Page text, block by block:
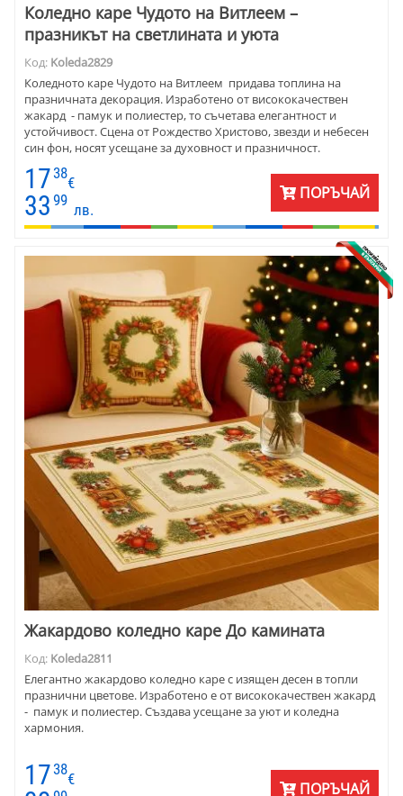
Коледно каре Чудото на Витлеем –
празникът на светлината и уюта
Код: Koleda2829
Коледното каре Чудото на Витлеем придава топлина на
празничната декорация. Изработено от висококачествен
жакард - памук и полиестер, то съчетава елегантност и
устойчивост. Сцена от Рождество Христово, звезди и небесен
син фон, носят усещане за духовност и празничност.
Подходящо е за холна или трапезна маса, за уютен семеен
дом, църковни празници или заведения с класическа
атмосфера. Размерът 90x90 см е подходящ както за централна
декорация, така и като стилен подарък, който оставя спомен.
17 38
€
33 99
лв.
ПОРЪЧАЙ
Жакардово коледно каре До камината
Код: Koleda2811
Елегантно жакардово коледно каре с изящен десен в топли
празнични цветове. Изработено е от висококачествен жакард
- памук и полиестер. Създава усещане за уют и коледна
хармония.
17 38
€ ПОРЪЧАЙ